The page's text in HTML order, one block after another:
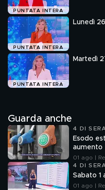
PUNTATA INTERA
PUNTATA INTERA
Lunedì
PUNTATA INTERA
Martedì
Guarda anche
4 DI
Esodo
aumento
01 ago |
4 DI
Sabato 1
01 ago |